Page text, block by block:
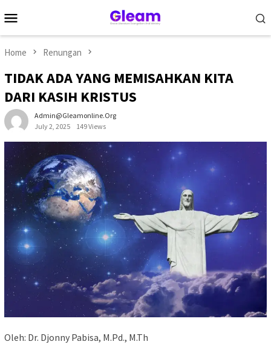
to
Menu
Home Renungan
TIDAK ADA YANG MEMISAHKAN KITA
DARI KASIH KRISTUS
Admin@gleamonline.org
July 2, 2025
149 Views
Oleh: Dr. Djonny Pabisa, M.Pd., M.Th